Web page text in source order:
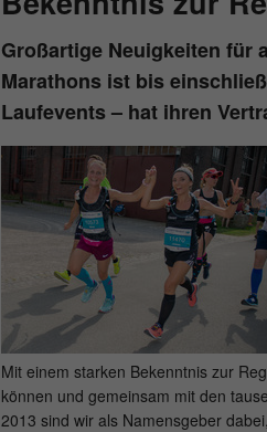
Großartige Neuigkeiten für
Marathons ist bis
Laufevents – hat ihren
Mit einem starken Bekenntnis zur
können und gemeinsam mit den
2013 sind wir als Namensgeber